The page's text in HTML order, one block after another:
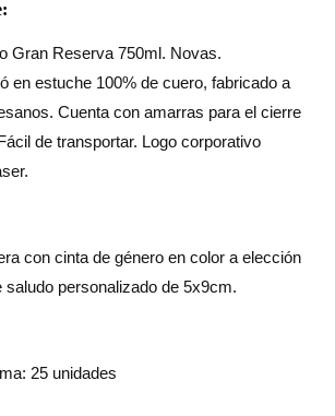
Gran Reserva 750ml. Novas.
en estuche 100% de cuero, fabricado a
Cuenta con amarras para el cierre
de transportar. Logo corporativo
con cinta de género en color a elección
saludo personalizado de 5x9cm.
25 unidades